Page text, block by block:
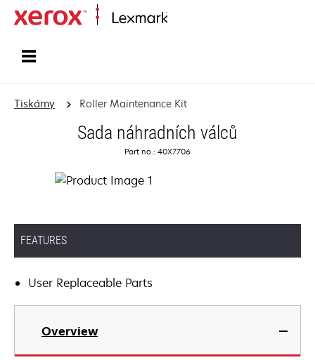
Tiskárny Roller Maintenance Kit
Sada náhradních válců
Part no.: 40X7706
FEATURES
User Replaceable Parts
Overview